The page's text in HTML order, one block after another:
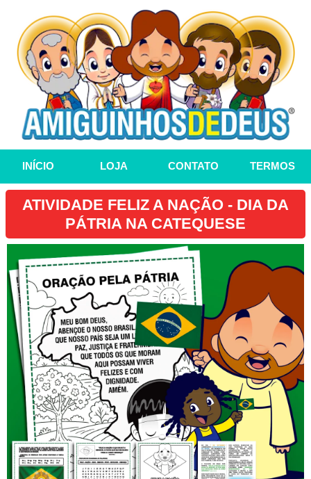
INÍCIO LOJA CONTATO TERMOS
ATIVIDADE FELIZ A NAÇÃO - DIA DA
PÁTRIA NA CATEQUESE